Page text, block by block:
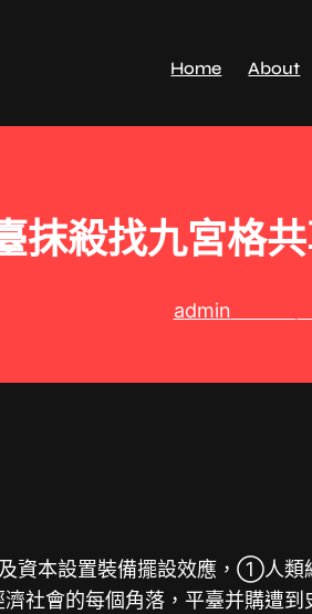
Home About
抹殺找九宮格
admin
資本設置裝備擺設效應，①人
社會的每個角落，平臺并購遭